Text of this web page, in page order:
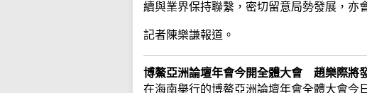
續與業界保持聯繫，密切留意局勢發展，亦
記者陳樂謙報道。
博鰲亞洲論壇年會今開全體大會 趙樂際將
在海南舉行的博鰲亞洲論壇年會全體大會今